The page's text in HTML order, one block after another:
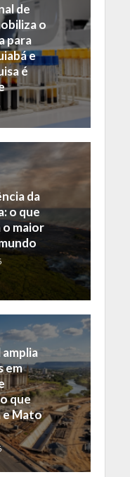
de
o
para
e
é
da
o que
o maior
em
que
e Mato